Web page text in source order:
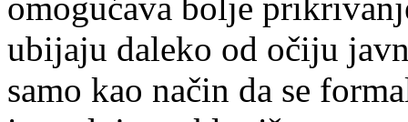
ubijaju daleko od očiju
samo kao način da se